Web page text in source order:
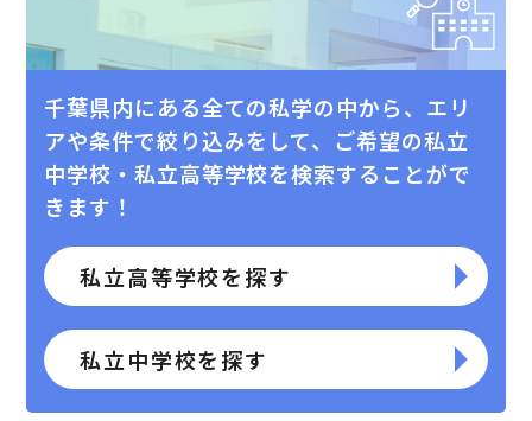
千葉県内にある全ての私学の中から、エリ
アや条件で絞り込みをして、
ご希望の私⽴
中学校・私⽴⾼等学校を検索することがで
きます！
私立高等学校を探す
私立中学校を探す